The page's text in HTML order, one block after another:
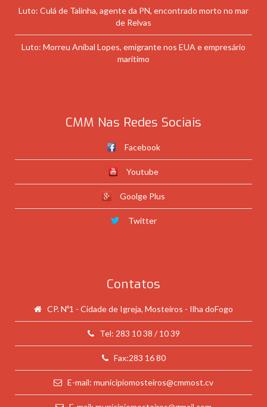
Luto: Culá de Talinha, agente da PN, encontrado morto no mar
de Relvas
Luto: Morreu Aníbal Lopes, emigrante nos EUA e empresário
marítimo
CMM Nas Redes Sociais
Facebook
Youtube
Goolge Plus
Twitter
Contatos
CP. Nº1 - Cidade de Igreja, Mosteiros - Ilha doFogo
Tel: 283 10 38 / 10 39
Fax:283 16 80
E-mail: municipiomosteiros@cmmost.cv